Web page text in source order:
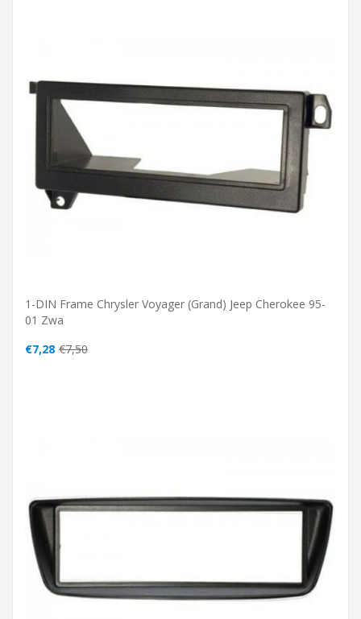
1-DIN Frame Chrysler Voyager (Grand) Jeep Cherokee 95-
01 Zwa
€7,28 €7,50